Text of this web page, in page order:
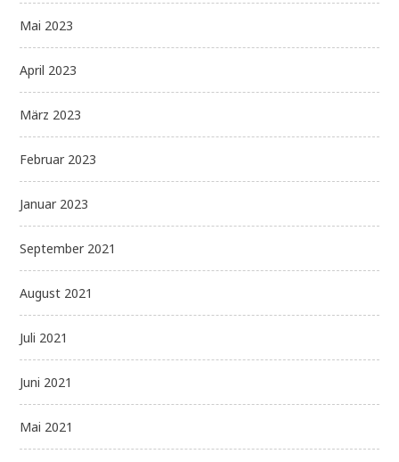
Mai 2023
April 2023
März 2023
Februar 2023
Januar 2023
September 2021
August 2021
Juli 2021
Juni 2021
Mai 2021